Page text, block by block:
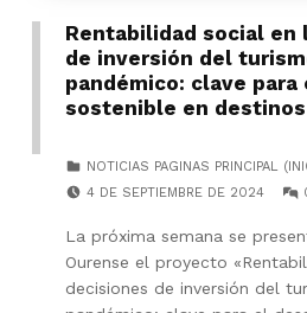
Rentabilidad social en
de inversión del
pandémico: clave
sostenible en
NOTICIAS PAGINAS PRINCIPAL
4 DE SEPTIEMBRE DE 2024
La próxima semana se
Ourense el proyecto
decisiones de inversión del